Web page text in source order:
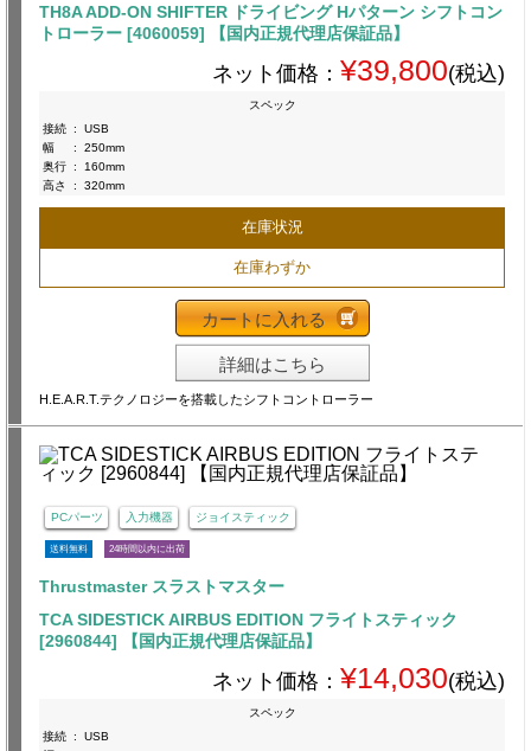
TH8A ADD-ON SHIFTER ドライビング Hパターン シフトコン
トローラー [4060059] 【国内正規代理店保証品】
ネット価格： ¥39,800(税込)
スペック
接続 :
USB
幅
:
250mm
奥行 :
160mm
高さ
: 320mm
在庫状況
在庫わずか
カートに入れる
詳細はこちら
H.E.A.R.T.テクノロジーを搭載したシフトコントローラー
PCパーツ 入力機器 ジョイスティック
送料無料 24時間以内に出荷
Thrustmaster スラストマスター
TCA SIDESTICK AIRBUS EDITION フライトスティック
[2960844] 【国内正規代理店保証品】
ネット価格： ¥14,030(税込)
スペック
接続 :
USB